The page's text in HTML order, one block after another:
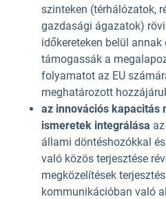
szinteken (térhálózatok,
gazdasági ágazatok)
időkereteken belül annak
támogassák a
folyamatot az EU
meghatározott
az innovációs kapacitás
ismeretek integrálása
állami döntéshozókkal
való közös terjesztése
megközelítések
kommunikációban való